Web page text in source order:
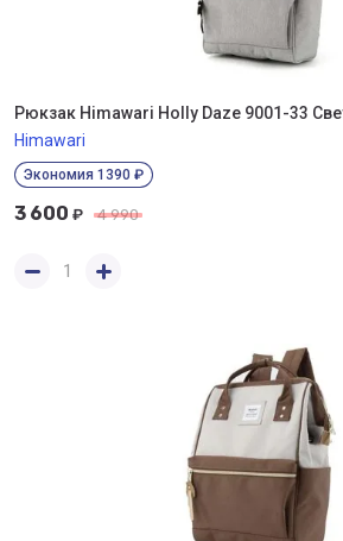
Рюкзак Himawari Holly Daze 9001-33
Himawari
Экономия 1390 ₽
3 600 ₽ 4 990